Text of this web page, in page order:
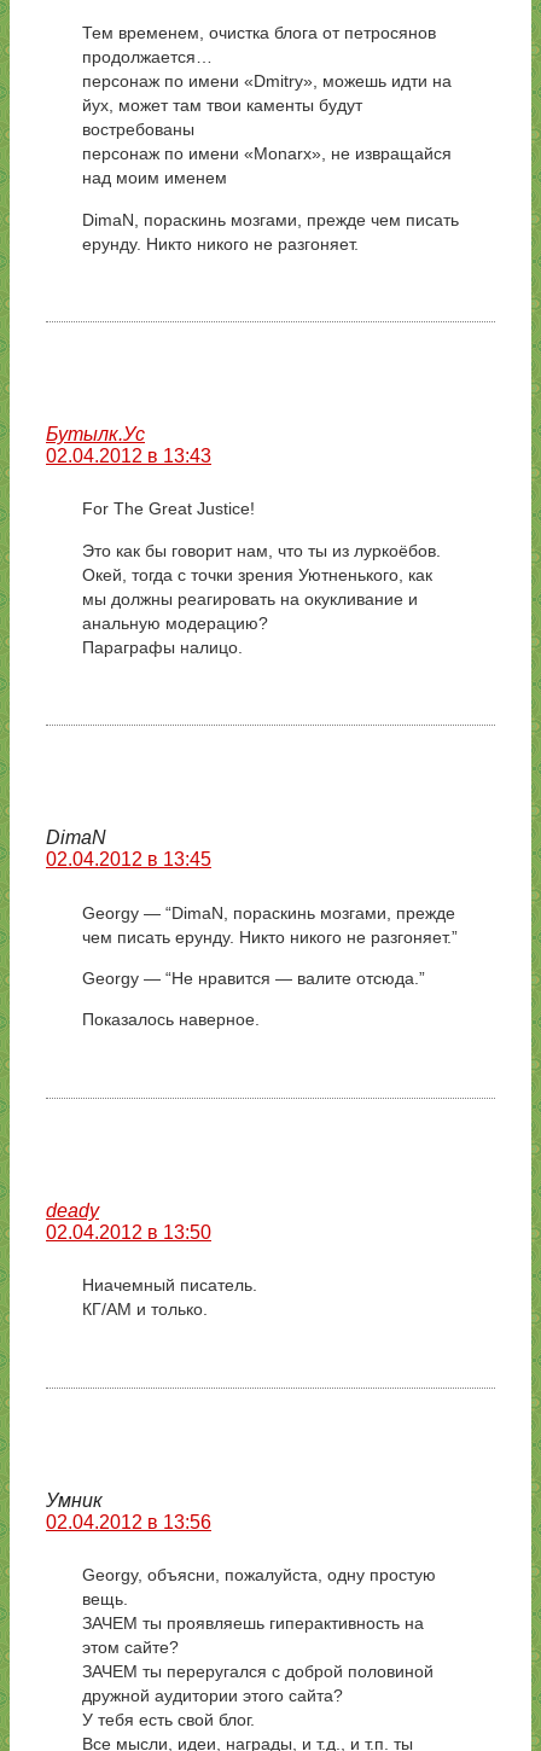
Тем временем, очистка блога от петросянов
продолжается…
персонаж по имени «Dmitry», можешь идти на
йух, может там твои каменты будут
востребованы
персонаж по имени «Monarx», не извращайся
над моим именем
DimaN, пораскинь мозгами, прежде чем писать
ерунду. Никто никого не разгоняет.
Бутылк.Ус
02.04.2012 в 13:43
For The Great Justice!
Это как бы говорит нам, что ты из луркоёбов.
Окей, тогда с точки зрения Уютненького, как
мы должны реагировать на окукливание и
анальную модерацию?
Параграфы налицо.
DimaN
02.04.2012 в 13:45
Georgy — “DimaN, пораскинь мозгами, прежде
чем писать ерунду. Никто никого не разгоняет.”
Georgy — “Не нравится — валите отсюда.”
Показалось наверное.
deady
02.04.2012 в 13:50
Ниачемный писатель.
КГ/АМ и только.
Умник
02.04.2012 в 13:56
Georgy, объясни, пожалуйста, одну простую
вещь.
ЗАЧЕМ ты проявляешь гиперактивность на
этом сайте?
ЗАЧЕМ ты переругался с доброй половиной
дружной аудитории этого сайта?
У тебя есть свой блог.
Все мысли, идеи, награды, и т.д., и т.п. ты